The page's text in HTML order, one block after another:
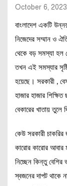
October 6, 2023
বাংলাদেশ একটি
নিজেদের সম্মান ও
থেকে বড় সমস্যা হল
তখন এই সমস্যার
হয়েছে। সরকারী ,
হাজার হাজার
বেকারের খাতায় তুলে
কেউ সরকারী
কারোর কারোর আবার
নিচ্ছেন কিন্তু বেশির
স্বজনের দাপট থাকে